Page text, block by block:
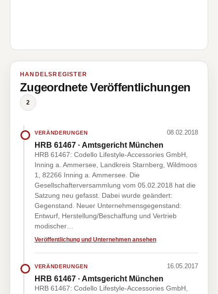
HANDELSREGISTER
Zugeordnete Veröffentlichungen
2
VERÄNDERUNGEN 08.02.2018
HRB 61467 · Amtsgericht München
HRB 61467: Codello Lifestyle-Accessories GmbH,
Inning a. Ammersee, Landkreis Starnberg, Wildmoos
1, 82266 Inning a. Ammersee. Die
Gesellschafterversammlung vom 05.02.2018 hat die
Satzung neu gefasst. Dabei wurde geändert:
Gegenstand. Neuer Unternehmensgegenstand:
Entwurf, Herstellung/Beschaffung und Vertrieb
modischer…
Veröffentlichung und Unternehmen ansehen
VERÄNDERUNGEN 16.05.2017
HRB 61467 · Amtsgericht München
HRB 61467: Codello Lifestyle-Accessories GmbH,